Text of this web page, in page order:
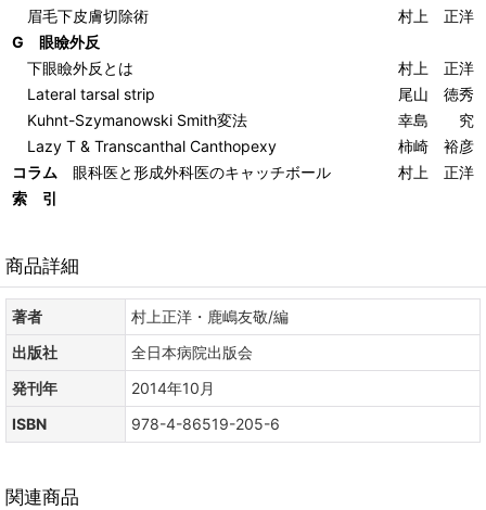
眉毛下皮膚切除術
村上 正洋
G 眼瞼外反
下眼瞼外反とは
村上 正洋
Lateral tarsal strip
尾山 徳秀
Kuhnt-Szymanowski Smith変法
幸島 究
Lazy T & Transcanthal Canthopexy
柿崎 裕彦
コラム 眼科医と形成外科医のキャッチボール
村上 正洋
索 引
商品詳細
著者
村上正洋・鹿嶋友敬/編
出版社
全日本病院出版会
発刊年
2014年10月
ISBN
978-4-86519-205-6
関連商品